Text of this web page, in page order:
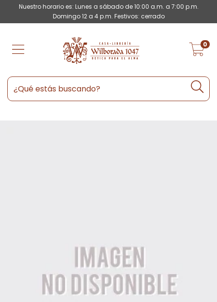
Nuestro horario es: Lunes a sábado de 10:00 a.m. a 7:00 p.m.
Domingo 12 a 4 p.m. Festivos: cerrado
0